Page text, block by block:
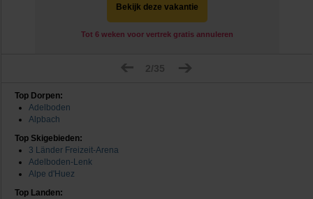
Bekijk deze vakantie
Tot 6 weken voor vertrek gratis annuleren
2/35
Top Dorpen:
Adelboden
Alpbach
Top Skigebieden:
3 Länder Freizeit-Arena
Adelboden-Lenk
Alpe d'Huez
Top Landen: